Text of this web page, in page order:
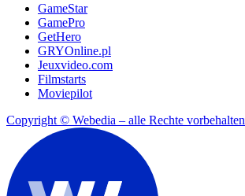
GameStar
GamePro
GetHero
GRYOnline.pl
Jeuxvideo.com
Filmstarts
Moviepilot
Copyright © Webedia – alle Rechte vorbehalten